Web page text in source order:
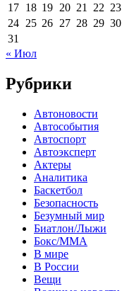
17 18 19 20 21 22 23
24 25 26 27 28 29 30
31
« Июл
Рубрики
Автоновости
Автособытия
Автоспорт
Автоэксперт
Актеры
Аналитика
Баскетбол
Безопасность
Безумный мир
Биатлон/Лыжи
Бокс/MMA
В мире
В России
Вещи